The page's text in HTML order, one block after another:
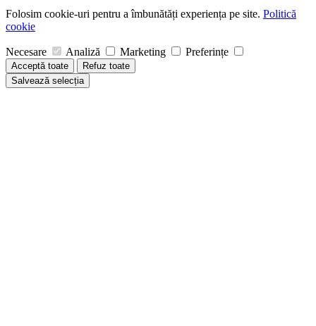
Folosim cookie-uri pentru a îmbunătăți experiența pe site. Politică
cookie
Necesare Analiză Marketing Preferințe
Acceptă toate
Refuz toate
Salvează selecția